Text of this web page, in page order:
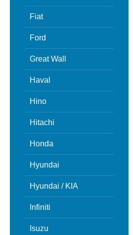
Fiat
Ford
Great Wall
Haval
Hino
Hitachi
Honda
Hyundai
Hyundai / KIA
Infiniti
Isuzu